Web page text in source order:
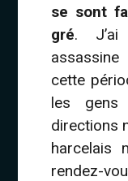
se sont
gré. J’ai
cette
les gens
directions
harcelais
rendez-